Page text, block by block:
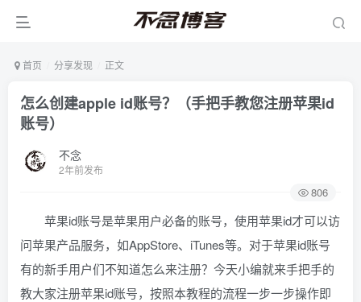
首页 分享发现 正文
怎么创建apple id账号？（手把手教您注册苹果id
账号）
不念
2年前发布
806
苹果id账号是苹果用户必备的账号，使用苹果id才可以访
问苹果产品服务，如AppStore、iTunes等。对于苹果id账号
有的新手用户们不知道怎么来注册？今天小编就来手把手的
教大家注册苹果id账号，按照本教程的流程一步一步操作即